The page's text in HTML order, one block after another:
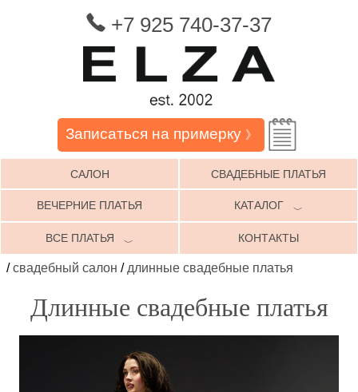
+7 925 740-37-37
Записаться на примерку 》
САЛОН СВАДЕБНЫЕ ПЛАТЬЯ
ВЕЧЕРНИЕ ПЛАТЬЯ КАТАЛОГ ﹀
ВСЕ ПЛАТЬЯ ﹀ КОНТАКТЫ
/свадебный салон / длинные свадебные платья
Длинные свадебные платья